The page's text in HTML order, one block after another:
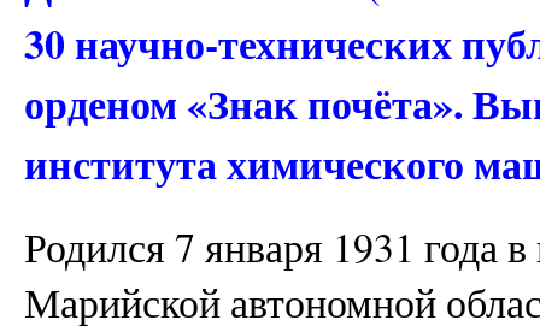
30 научно-технических
орденом «Знак почёта».
института химического
Родился 7 января 1931 года
Марийской автономной